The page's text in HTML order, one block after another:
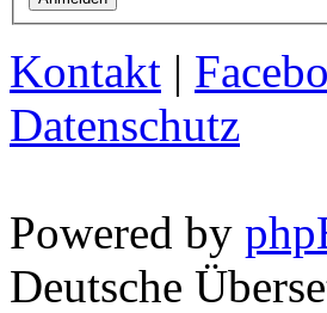
Kontakt |
Datenschutz
Powered by
Deutsche